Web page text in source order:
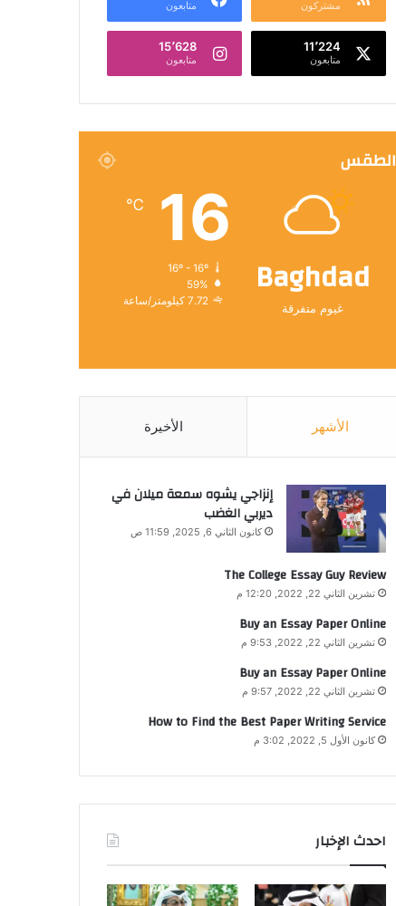
مشتركون متابعون
11٬224
متابعون
15٬628
متابعون
الطقس
Baghdad
غيوم متفرقة
16
℃
16º - 16º
59%
7.72 كيلومتر/ساعة
الأشهر الأخيرة
إنزاجي يشوه سمعة ميلان في
ديربي الغضب
كانون الثاني 6, 2025, 11:59 ص
The College Essay Guy Review
تشرين الثاني 22, 2022, 12:20 م
Buy an Essay Paper Online
تشرين الثاني 22, 2022, 9:53 م
Buy an Essay Paper Online
تشرين الثاني 22, 2022, 9:57 م
How to Find the Best Paper Writing Service
كانون الأول 5, 2022, 3:02 م
احدث الإخبار